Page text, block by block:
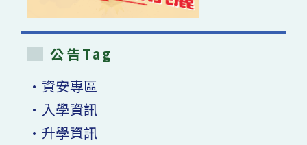
公告Tag
•資安專區
•入學資訊
•升學資訊